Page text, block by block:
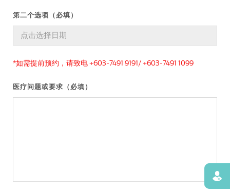
第二个选项（必填）
*如需提前预约，请致电 +603-7491 9191/ +603-7491 1099
医疗问题或要求（必填）
寻找